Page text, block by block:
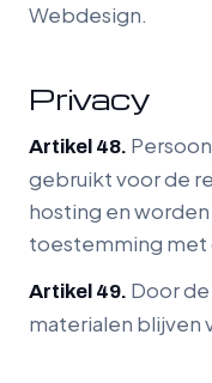
Webdesign.
Privacy
Artikel 48.
gebruikt voor de
hosting en
toestemming met
Artikel 49. Door
materialen blijven